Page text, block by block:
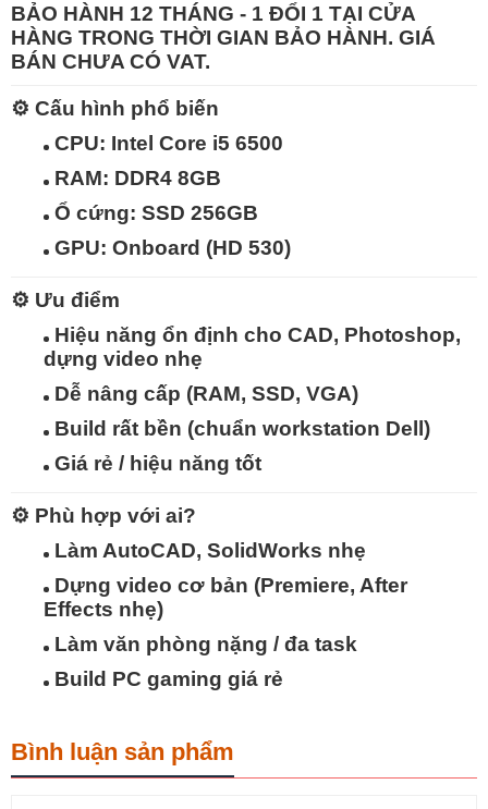
BẢO HÀNH 12 THÁNG - 1 ĐỔI 1 TẠI CỬA
HÀNG TRONG THỜI GIAN BẢO HÀNH. GIÁ
BÁN CHƯA CÓ VAT.
⚙️ Cấu hình phổ biến
CPU: Intel Core i5 6500
RAM: DDR4 8GB
Ổ cứng: SSD 256GB
GPU: Onboard (HD 530)
⚙️ Ưu điểm
Hiệu năng ổn định cho CAD, Photoshop,
dựng video nhẹ
Dễ nâng cấp (RAM, SSD, VGA)
Build rất bền (chuẩn workstation Dell)
Giá rẻ / hiệu năng tốt
⚙️ Phù hợp với ai?
Làm AutoCAD, SolidWorks nhẹ
Dựng video cơ bản (Premiere, After
Effects nhẹ)
Làm văn phòng nặng / đa task
Build PC gaming giá rẻ
Bình luận sản phẩm